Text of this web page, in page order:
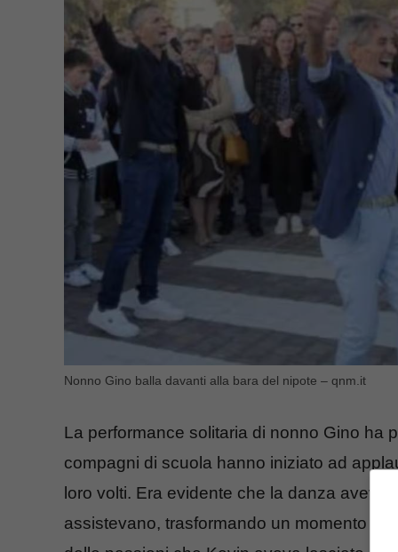
Nonno Gino balla davanti alla bara del nipote – qnm.it
La performance solitaria di nonno Gino ha
compagni di scuola hanno iniziato ad
loro volti. Era evidente che la danza aveva
assistevano, trasformando un momento di